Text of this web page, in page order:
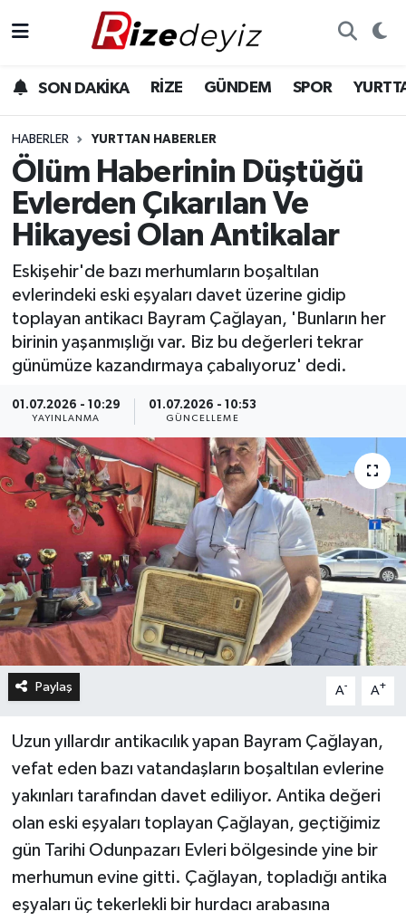
SON DAKİKA RİZE GÜNDEM SPOR
HABERLER YURTTAN HABERLER
Ölüm Haberinin Düştüğü
Evlerden Çıkarılan Ve
Hikayesi Olan Antikalar
Eskişehir'de bazı merhumların boşaltılan
evlerindeki eski eşyaları davet üzerine gidip
toplayan antikacı Bayram Çağlayan, 'Bunların her
birinin yaşanmışlığı var. Biz bu değerleri tekrar
günümüze kazandırmaya çabalıyoruz' dedi.
01.07.2026 - 10:29
YAYINLANMA
01.07.2026 - 10:53
GÜNCELLEME
Paylaş A- A+
Uzun yıllardır antikacılık yapan Bayram Çağlayan,
vefat eden bazı vatandaşların boşaltılan evlerine
yakınları tarafından davet ediliyor. Antika değeri
olan eski eşyaları toplayan Çağlayan, geçtiğimiz
gün Tarihi Odunpazarı Evleri bölgesinde yine bir
merhumun evine gitti. Çağlayan, topladığı antika
eşyaları üç tekerlekli bir hurdacı arabasına
Gündem
Yurttan Haberler
Ekonomi
Teknoloji
Sağlık
Rize Hava Durumu
Rize Trafik Yoğunluk Haritası
Süper Lig Puan Durumu ve Fikstür
Tüm Manşetler
Son Dakika Haberleri
Haber Arşivi